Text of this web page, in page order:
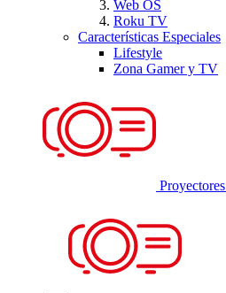
Web OS
Roku TV
Características Especiales
Lifestyle
Zona Gamer y TV
Proyectores